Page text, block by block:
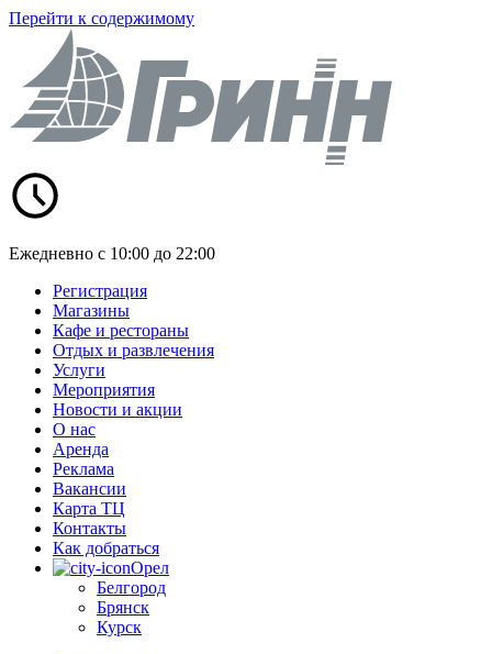
Перейти к содержимому
Ежедневно с 10:00 до 22:00
Регистрация
Магазины
Кафе и рестораны
Отдых и развлечения
Услуги
Мероприятия
Новости и акции
О нас
Аренда
Реклама
Вакансии
Карта ТЦ
Контакты
Как добраться
Орел
Белгород
Брянск
Курск